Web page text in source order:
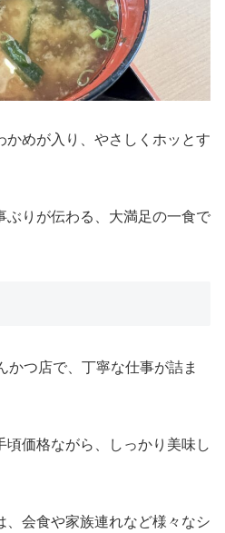
かめが入り、やさしくホッとす
ぶりが伝わる、大満足の一食で
かつ店で、丁寧な仕事が詰ま
頃価格ながら、しっかり美味し
、会食や家族連れなど様々なシ